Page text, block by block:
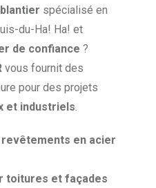
spécialisé en
du-Ha! Ha! et
de confiance ?
vous fournit des
pour des projets
et industriels.
en acier
toitures et façades